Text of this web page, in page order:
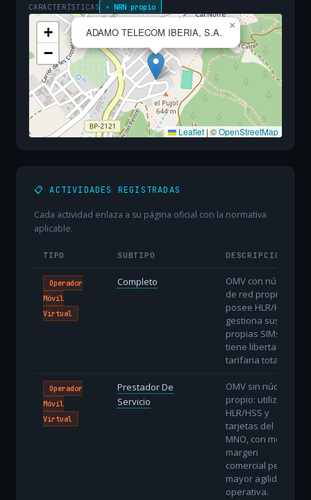
CARACTERÍSTICAS ⚡ NRN propio
ADAMO TELECOM IBERIA, S.A.
×
+
−
Leaflet | ©OpenStreetMap
📋 ACTIVIDADES REGISTRADAS
Cada actividad enlaza a su página oficial con la normativa
aplicable.
TIPO SUBTIPO DESCRIPCIÓN
Operador
Móvil
Virtual
Completo
OMV con núcleo
de red propio:
posee HLR/HSS,
gestiona sus
propias SIMs y
tiene libertad
tarifaria total.
Operador
Móvil
Virtual
Prestador De
Servicio
OMV sin núcleo
propio: utiliza
HLR/HSS y
tarjetas del
MNO, con menor
margen
comercial pero
mayor agilidad
operativa.